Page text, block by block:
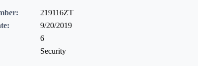
219116ZT
9/20/2019
6
Security